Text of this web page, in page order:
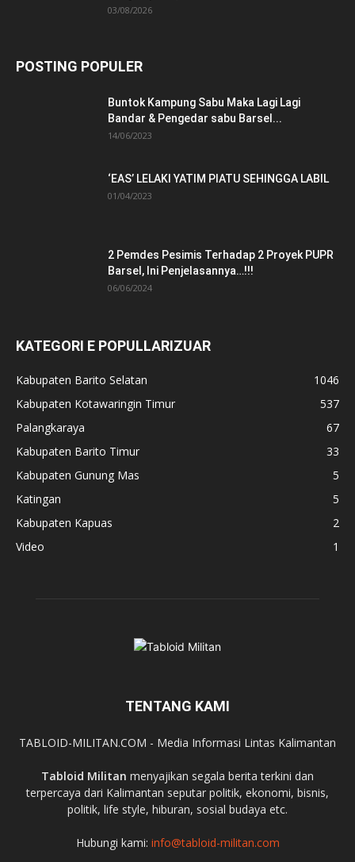
03/08/2026
POSTING POPULER
Buntok Kampung Sabu Maka Lagi Lagi
Bandar & Pengedar sabu Barsel...
14/06/2023
‘EAS’ LELAKI YATIM PIATU SEHINGGA LABIL
01/04/2023
2 Pemdes Pesimis Terhadap 2 Proyek PUPR
Barsel, Ini Penjelasannya…!!!
06/06/2024
KATEGORI E POPULLARIZUAR
Kabupaten Barito Selatan
1046
Kabupaten Kotawaringin Timur
537
Palangkaraya
67
Kabupaten Barito Timur
33
Kabupaten Gunung Mas
5
Katingan
5
Kabupaten Kapuas
2
Video
1
TENTANG KAMI
TABLOID-MILITAN.COM - Media Informasi Lintas Kalimantan
Tabloid Militan menyajikan segala berita terkini dan
terpercaya dari Kalimantan seputar politik, ekonomi, bisnis,
politik, life style, hiburan, sosial budaya etc.
Hubungi kami: info@tabloid-militan.com